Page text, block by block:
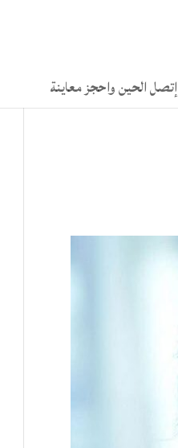
إتصل الحين واحجز معاينة